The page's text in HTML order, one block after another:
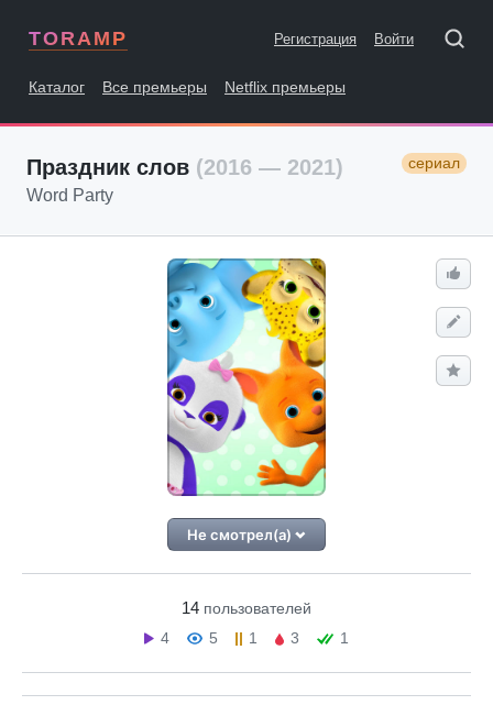
TORAMP Регистрация Войти
Каталог Все премьеры Netflix премьеры
Праздник слов (2016 — 2021) сериал
Word Party
Не смотрел(а)
14 пользователей
4
5 1 3 1